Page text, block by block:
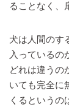
ることなく、
犬は人間のす
入っているの
どれは違うの
いても完全に
くるというの